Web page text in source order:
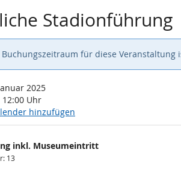
Stadionführung
Buchungszeitraum für diese Veranstaltung
2025
12:00 Uhr
hinzufügen
inkl. Museumeintritt
13